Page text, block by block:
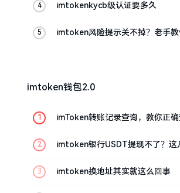
imtokenkycb级认证要多久
imtoken风险提示关不掉？老手教
imtoken钱包2.0
imToken转账记录查询，教你正
imtoken银行USDT提现不了？这
imtoken换地址其实就这么回事